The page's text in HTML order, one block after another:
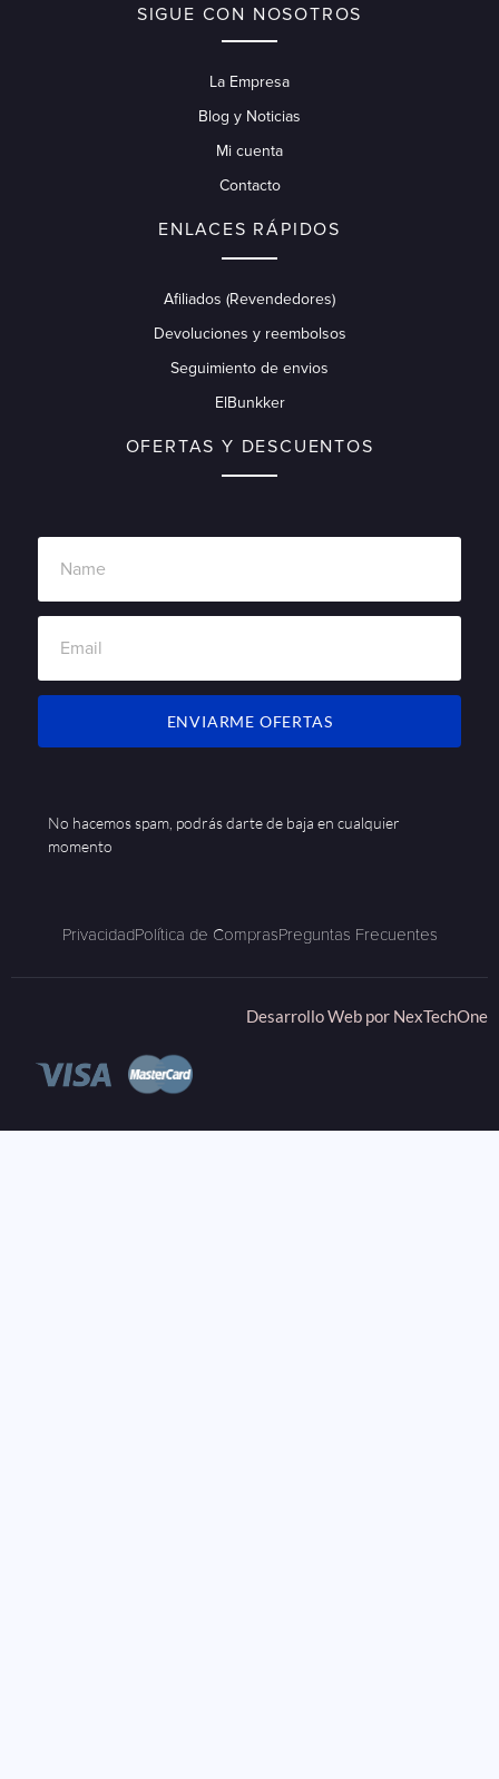
SIGUE CON NOSOTROS
La Empresa
Blog y Noticias
Mi cuenta
Contacto
ENLACES RÁPIDOS
Afiliados (Revendedores)
Devoluciones y reembolsos
Seguimiento de envios
ElBunkker
OFERTAS Y DESCUENTOS
ENVIARME OFERTAS
No hacemos spam, podrás darte de baja en cualquier
momento
PrivacidadPolítica de ComprasPreguntas Frecuentes
Desarrollo Web por NexTechOne